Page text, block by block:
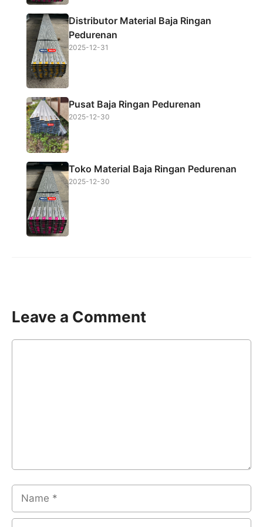
Distributor Material Baja Ringan
Pedurenan
2025-12-31
Pusat Baja Ringan Pedurenan
2025-12-30
Toko Material Baja Ringan Pedurenan
2025-12-30
Leave a Comment
Comment
Name
Email